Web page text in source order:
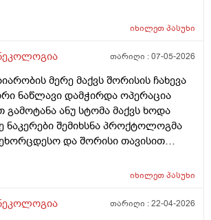
იხილეთპასუხი
თარიღი :07-05-2026
მერე მაქვს შორისის ჩახევა
ნაწლავი დამჭირდა ოპერაცია
გამოტანა ანუ სტომა მაქვს ხოდა
ნაკერები შემიხსნა პროქტოლოგმა
და შორისი თავისით
იხილეთპასუხი
თარიღი :22-04-2026